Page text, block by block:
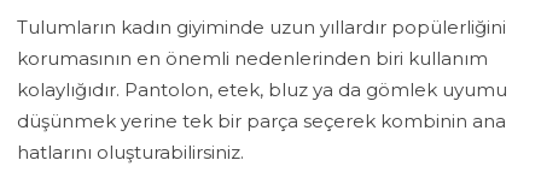
Tulumların kadın giyiminde uzun yıllardır popülerliğini
korumasının en önemli nedenlerinden biri kullanım
kolaylığıdır. Pantolon, etek, bluz ya da gömlek uyumu
düşünmek yerine tek bir parça seçerek kombinin ana
hatlarını oluşturabilirsiniz.